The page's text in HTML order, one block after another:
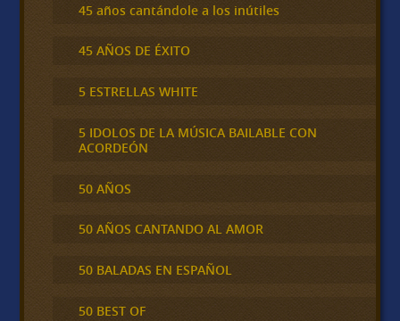
45 años cantándole a los inútiles
45 AÑOS DE ÉXITO
5 ESTRELLAS WHITE
5 IDOLOS DE LA MÚSICA BAILABLE CON
ACORDEÓN
50 AÑOS
50 AÑOS CANTANDO AL AMOR
50 BALADAS EN ESPAÑOL
50 BEST OF